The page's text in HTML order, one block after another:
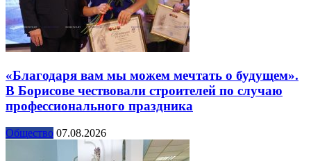
«Благодаря вам мы можем мечтать о будущем».
В Борисове чествовали строителей по случаю
профессионального праздника
Общество 07.08.2026